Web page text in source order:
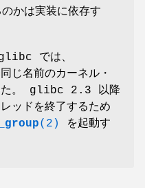
かは実装に依存す
では、
じ名前のカーネル・
いた。 glibc 2.3 以降
ッドを終了するため
(2)
を起動す